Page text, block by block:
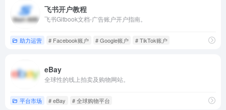
飞书开户教程
飞书Gitbook文档-广告账户开户指南。
助力运营 # Facebook账户 # Google账户 # TikTok账户
eBay
全球性的线上拍卖及购物网站。
平台市场 # eBay # 全球购物平台